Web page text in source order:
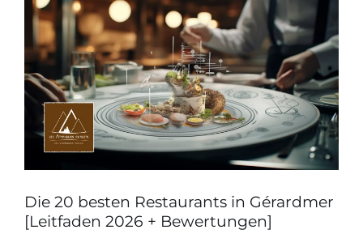
Die 20 besten Restaurants in Gérardmer
[Leitfaden 2026 + Bewertungen]